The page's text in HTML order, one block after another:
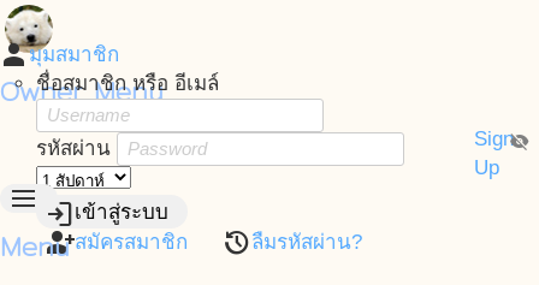
Owner Menu
personมุมสมาชิก
ชื่อสมาชิก หรือ อีเมล์
รหัสผ่าน visibility_off
loginเข้าสู่ระบบ
person_addสมัครสมาชิก restoreลืมรหัสผ่าน?
Sign
Up
menu
Menu